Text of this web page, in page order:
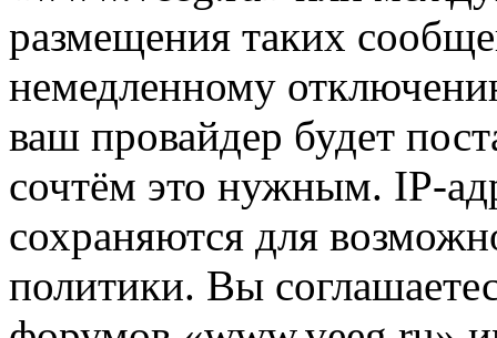
размещения таких
немедленному
ваш провайдер будет
сочтём это нужным. IP-
сохраняются для
политики. Вы